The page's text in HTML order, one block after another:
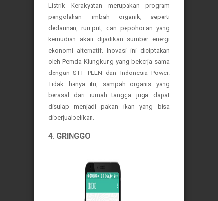
Listrik Kerakyatan merupakan program
pengolahan limbah organik, seperti
dedaunan, rumput, dan pepohonan yang
kemudian akan dijadikan sumber energi
ekonomi alternatif. Inovasi ini diciptakan
oleh Pemda Klungkung yang bekerja sama
dengan STT PLLN dan Indonesia Power.
Tidak hanya itu, sampah organis yang
berasal dari rumah tangga juga dapat
disulap menjadi pakan ikan yang bisa
diperjualbelikan.
4. GRINGGO